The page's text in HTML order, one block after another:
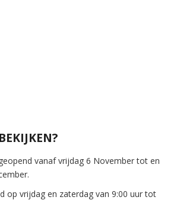
vanaf vrijdag 6 November tot en
op vrijdag en zaterdag van 9:00 uur tot